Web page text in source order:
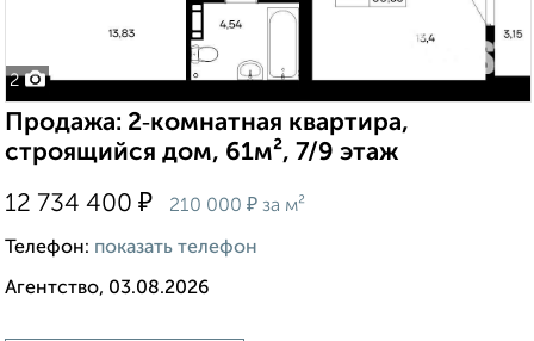
2
Продажа: 2‑комнатная квартира,
строящийся дом, 61м², 7/9 этаж
12 734 400 ₽ 210 000 ₽ за м²
Телефон: показать телефон
Агентство, 03.08.2026